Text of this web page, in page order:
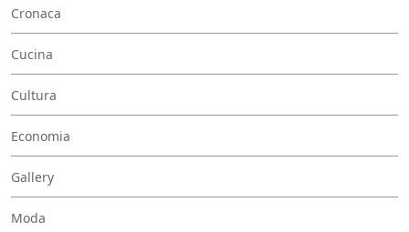
Cronaca
Cucina
Cultura
Economia
Gallery
Moda